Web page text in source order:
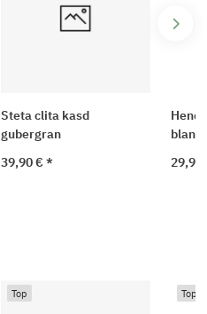
Steta clita kasd
gubergran
39,90 € *
29,90
Top Top